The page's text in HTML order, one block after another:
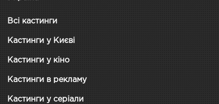
Всі кастинги
Кастинги у Києві
Кастинги у кіно
Кастинги в рекламу
Кастинги у серіали